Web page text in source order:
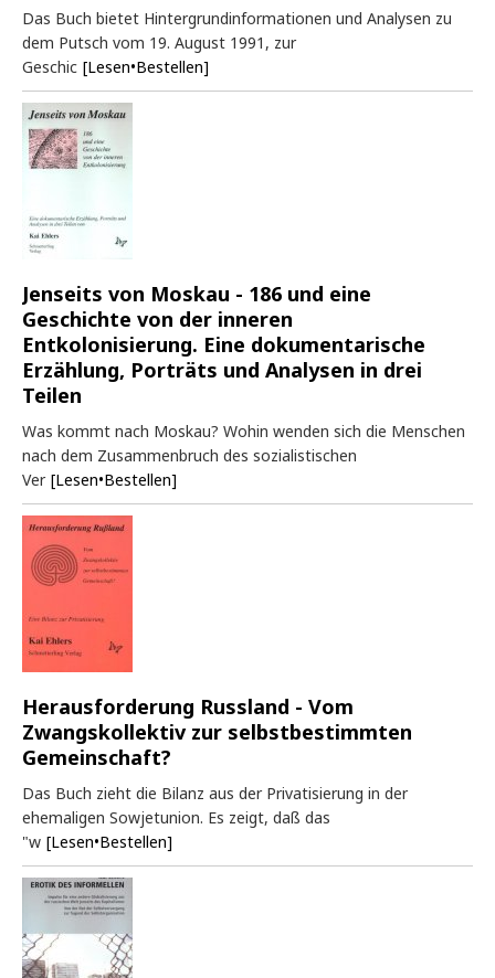
Das Buch bietet Hintergrundinformationen und Analysen zu
dem Putsch vom 19. August 1991, zur
Geschic [Lesen•Bestellen]
Jenseits von Moskau - 186 und eine
Geschichte von der inneren
Entkolonisierung. Eine dokumentarische
Erzählung, Porträts und Analysen in drei
Teilen
Was kommt nach Moskau? Wohin wenden sich die Menschen
nach dem Zusammenbruch des sozialistischen
Ver [Lesen•Bestellen]
Herausforderung Russland - Vom
Zwangskollektiv zur selbstbestimmten
Gemeinschaft?
Das Buch zieht die Bilanz aus der Privatisierung in der
ehemaligen Sowjetunion. Es zeigt, daß das
"w [Lesen•Bestellen]